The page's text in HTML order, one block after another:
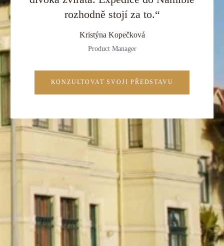
rozhodně stojí za to.“
Kristýna Kopečková
Product Manager
KONZULTOVAT SVOJI PŘEDSTAVU